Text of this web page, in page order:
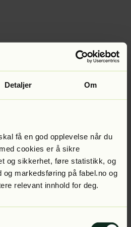
Detaljer Om
få en god opplevelse når du
cookies er å sikre
og sikkerhet, føre statistikk, og
og markedsføring på fabel.no og
relevant innhold for deg.